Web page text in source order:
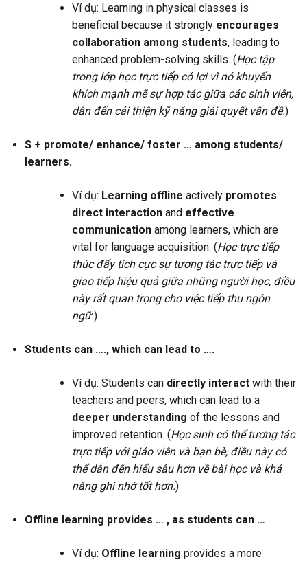
Ví dụ: Learning in physical classes is
beneficial because it strongly encourages
collaboration among students, leading to
enhanced problem-solving skills. (Học tập
trong lớp học trực tiếp có lợi vì nó khuyến
khích mạnh mẽ sự hợp tác giữa các sinh viên,
dẫn đến cải thiện kỹ năng giải quyết vấn đề.)
S + promote/ enhance/ foster … among students/
learners.
Ví dụ: Learning offline actively promotes
direct interactionand effective
communicationamong learners, which are
vital for language acquisition. (Học trực tiếp
thúc đẩy tích cực sự tương tác trực tiếp và
giao tiếp hiệu quả giữa những người học, điều
này rất quan trọng cho việc tiếp thu ngôn
ngữ.)
Students can …., which can lead to ….
Ví dụ: Students can directly interactwith their
teachers and peers, which can lead to a
deeper understanding of the lessons and
improved retention. (Học sinh có thể tương tác
trực tiếp với giáo viên và bạn bè, điều này có
thể dẫn đến hiểu sâu hơn về bài học và khả
năng ghi nhớ tốt hơn.)
Offline learning provides … , as students can …
Ví dụ: Offline learning provides a more